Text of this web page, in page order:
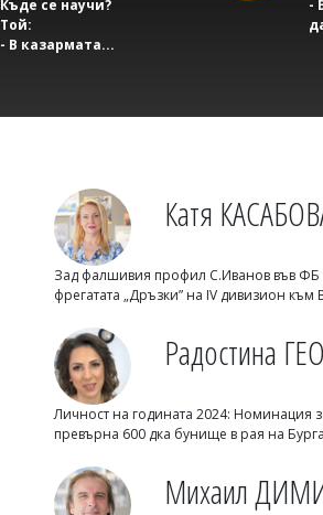
Къде се научи?
Той:
- В казармата...
-
Катя
Зад фалшивия профил С.Иванов във ФБ
фрегатата „Дръзки” на IV дивизион към
Радостина
Личност на годината 2024: Номинация
превърна 600 дка бунище в рая на
Михаил